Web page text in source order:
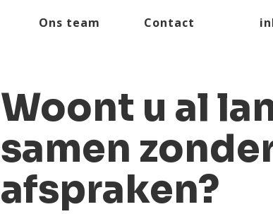
Ons team Contact
Woont u al
samen
afspraken?